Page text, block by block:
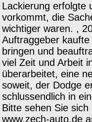
Lackierung erfolgte
vorkommt, die
wichtiger waren. ,
Auftraggeber
bringen und
viel Zeit und Arbeit
überarbeitet, eine
soweit, der Dodge
schlussendlich in
Bitte sehen Sie
www.zech-auto.de